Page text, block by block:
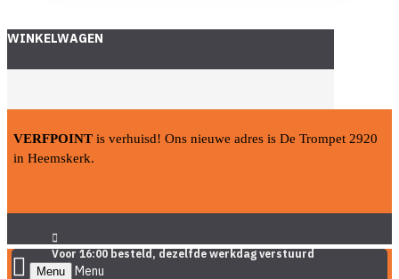
WINKELWAGEN
VERFPOINT is verhuisd! Ons nieuwe adres is De Trompet 2920
in Heemskerk.
Voor 16:00 besteld, dezelfde werkdag verstuurd
Menu